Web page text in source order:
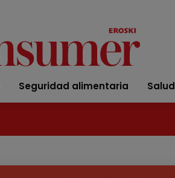
Seguridad alimentaria Salud